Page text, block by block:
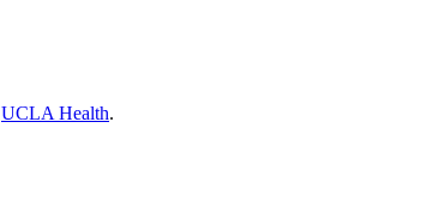
UCLA Health.